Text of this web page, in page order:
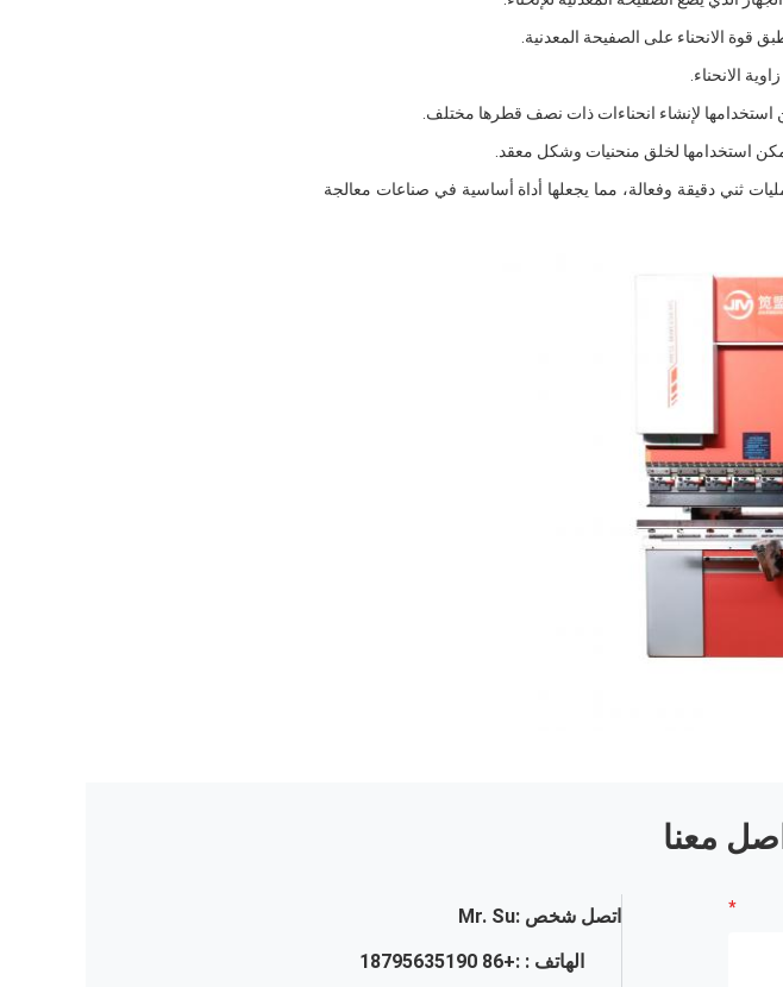
استخدامها لخلق منحنيات وشكل معقد.
ثني دقيقة وفعالة، مما يجعلها أداة أساسية في صناعات معالجة
معنا
اتصل شخص :Mr. Su
الهاتف : :+86 18795635190